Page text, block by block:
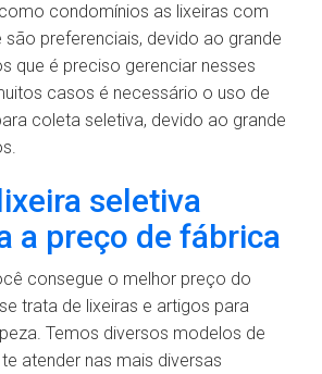
condomínios as lixeiras com
preferenciais, devido ao grande
que é preciso gerenciar nesses
casos é necessário o uso de
coleta seletiva, devido ao grande
seletiva
a preço de fábrica
consegue o melhor preço do
trata de lixeiras e artigos para
Temos diversos modelos de
atender nas mais diversas